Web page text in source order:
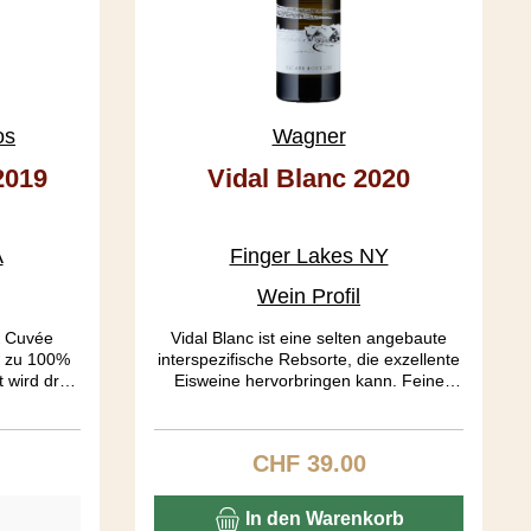
Cuvée
100%
drei
dass
Wagner
Vidal Blanc 2020
Finger Lakes NY
Wein Profil
Vidal Blanc ist eine selten angebaute
interspezifische Rebsorte, die exzellente
Eisweine hervorbringen kann. Feine
Engeli, das einem den Hals
Regulärer Preis:
CHF 39.00
In den Warenkorb